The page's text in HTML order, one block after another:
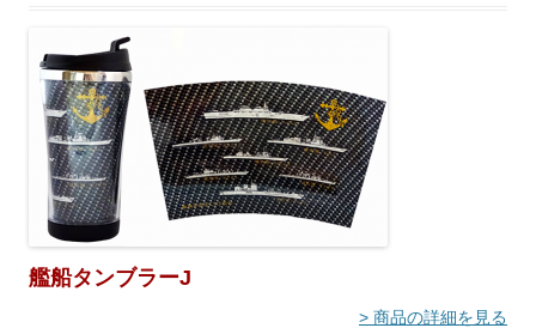
艦船タンブラーJ
> 商品の詳細を見る